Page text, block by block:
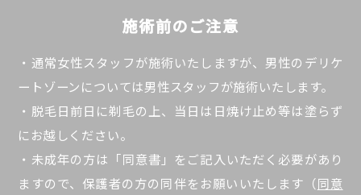
施術前のご注意
・通常女性スタッフが施術いたしますが、男性のデリケ
ートゾーンについては男性スタッフが施術いたします。
・脱毛日前日に剃毛の上、当日は日焼け止め等は塗らず
にお越しください。
・未成年の方は「同意書」をご記入いただく必要があり
ますので、保護者の方の同伴をお願いいたします（同意